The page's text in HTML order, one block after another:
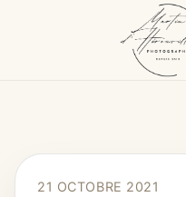
21 OCTOBRE 2021